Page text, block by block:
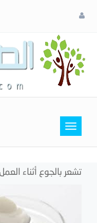
لونك
المفضل
Toggle
navigation
تشعر بالجوع أثناء